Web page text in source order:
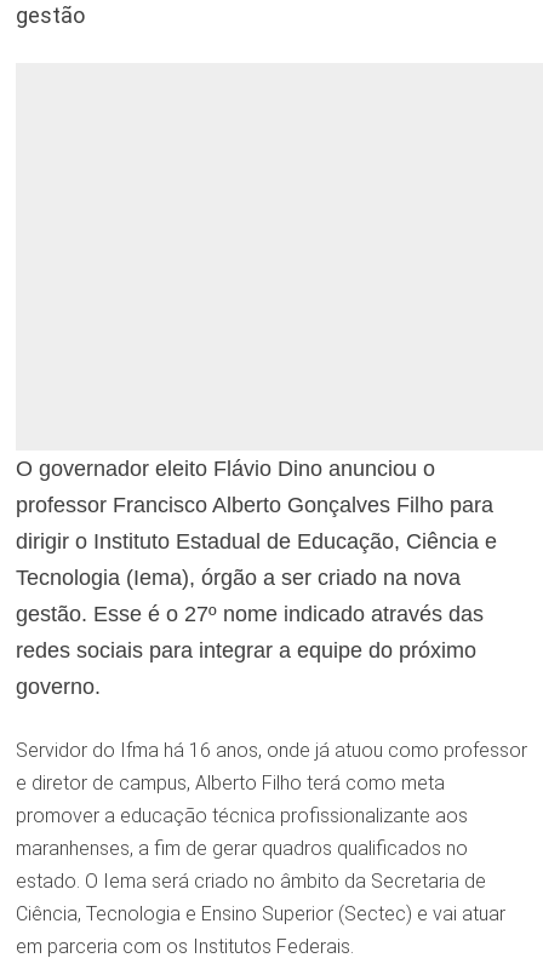
gestão
O governador eleito Flávio Dino anunciou o
professor Francisco Alberto Gonçalves Filho para
dirigir o Instituto Estadual de Educação, Ciência e
Tecnologia (Iema), órgão a ser criado na nova
gestão. Esse é o 27º nome indicado através das
redes sociais para integrar a equipe do próximo
governo.
Servidor do Ifma há 16 anos, onde já atuou como professor
e diretor de campus, Alberto Filho terá como meta
promover a educação técnica profissionalizante aos
maranhenses, a fim de gerar quadros qualificados no
estado. O Iema será criado no âmbito da Secretaria de
Ciência, Tecnologia e Ensino Superior (Sectec) e vai atuar
em parceria com os Institutos Federais.